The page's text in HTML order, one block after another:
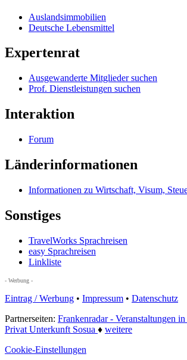
Auslandsimmobilien
Deutsche Lebensmittel
Expertenrat
Ausgewanderte Mitglieder suchen
Prof. Dienstleistungen suchen
Interaktion
Forum
Länderinformationen
Informationen zu Wirtschaft, Visum,
Sonstiges
TravelWorks Sprachreisen
easy Sprachreisen
Linkliste
- Werbung -
Eintrag / Werbung • Impressum • Datenschutz
Partnerseiten: Frankenradar - Veranstaltungen
Privat Unterkunft Sosua ♦ weitere
Cookie-Einstellungen